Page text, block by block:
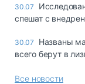
30.07
спешат с
30.07
Названы
всего берут в
Все новости